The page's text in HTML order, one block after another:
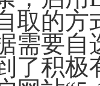
取的方
需要
了积